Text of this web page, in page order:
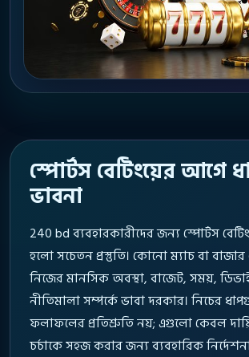
স্পোর্টস বেটিংয়ের আগে
ভাবনা
240 bd ব্যবহারকারীদের জন্য স্পোর্টস
হলো সচেতন প্রস্তুতি। কোনো ম্যাচ বা
নিজের মানসিক অবস্থা, বাজেট, সময়,
নীতিমালা সম্পর্কে ভাবা দরকার। নিচের
ফলাফলের প্রতিশ্রুতি নয়; এগুলো কেবল
চর্চাকে সহজ করার জন্য ব্যবহারিক